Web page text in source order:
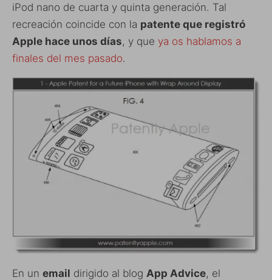
iPod nano de cuarta y quinta generación. Tal
recreación coincide con la patente que registró
Apple hace unos días, y que ya os hablamos a
finales del mes pasado.
En un email dirigido al blog App Advice, el